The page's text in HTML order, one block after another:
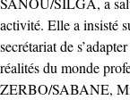
activité. Elle a insisté
secrétariat de
réalités du monde
ZERBO/SABANE,